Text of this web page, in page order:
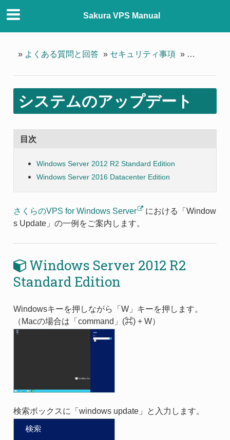
Sakura VPS Manual
» よくある質問と回答 » セキュリティ事項 » システム
システムのアップデート
目次
Windows Server 2012 R2 Standard Edition
Windows Server 2016 Datacenter Edition
さくらのVPS for Windows Server
における「Window
s Update」の一例をご案内します。
Windows Server 2012 R2
Standard Edition
Windowsキーを押しながら「W」キーを押します。
（Macの場合は「command」(⌘) + W）
検索ボックスに「windows update」と入力します。